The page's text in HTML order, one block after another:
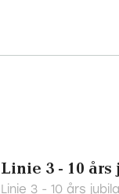
Linie 3 - 10
Linie 3 - 10 års